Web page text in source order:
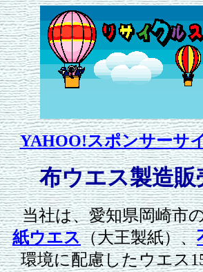
YAHOO!スポンサーサ
布ウエス製造
当社は、愛知県岡崎市
紙ウエス（大王製紙）、
環境に配慮したウエス